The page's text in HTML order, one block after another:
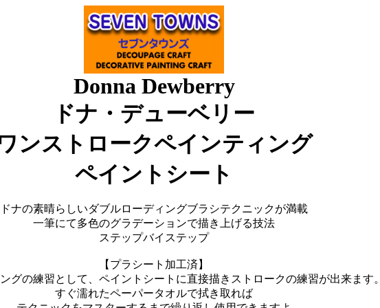
Donna Dewberry
ドナ・デューベリー
ンストロークペインティング
ペイントシート
ドナの素晴らしいダブルローディングブラシテクニックが満載
一筆にて多色のグラデーションで描き上げる技法
ステップバイステップ
【プラシート加工済】
グの練習として、ペイントシートに直接描きストロークの練習が出来ます。
すぐ濡れたペーパータオルで拭き取れば